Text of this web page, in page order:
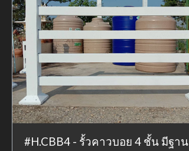
#H.CBB4 - รั้วคาวบอย 4 ชั้น มีฐาน